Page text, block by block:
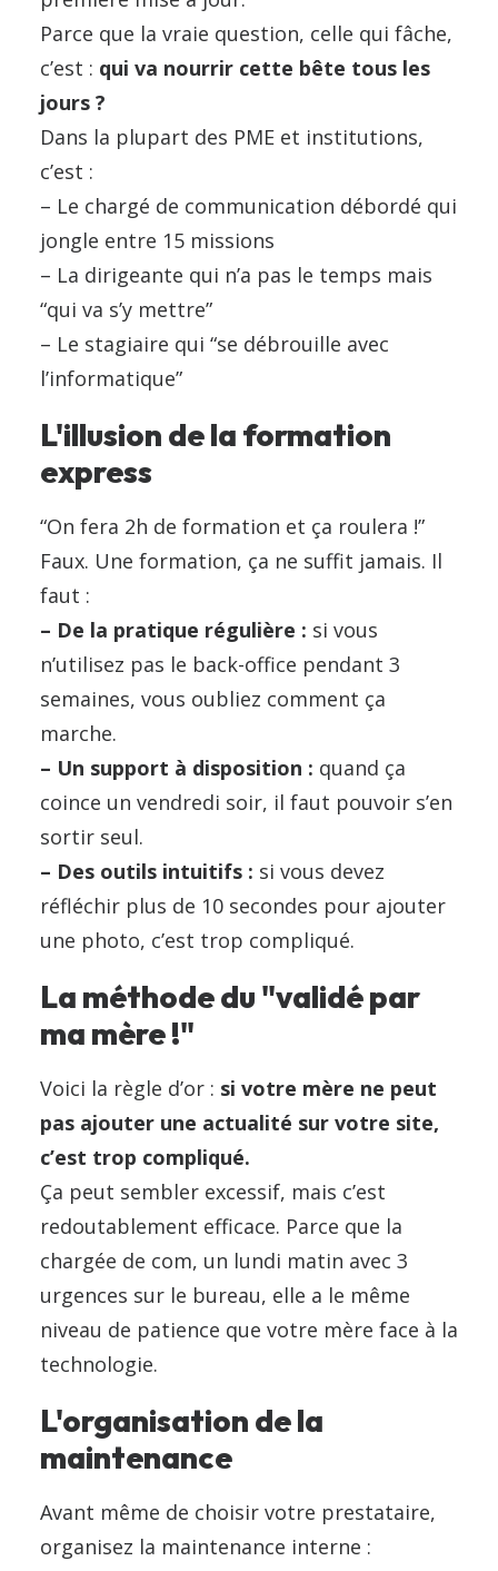
Parce que la vraie question, celle qui fâche,
c’est : qui va nourrir cette bête tous les
jours ?
Dans la plupart des PME et institutions,
c’est :
– Le chargé de communication débordé qui
jongle entre 15 missions
– La dirigeante qui n’a pas le temps mais
“qui va s’y mettre”
– Le stagiaire qui “se débrouille avec
l’informatique”
L'illusion de la formation
express
“On fera 2h de formation et ça roulera !”
Faux. Une formation, ça ne suffit jamais. Il
faut :
– De la pratique régulière : si vous
n’utilisez pas le back-office pendant 3
semaines, vous oubliez comment ça
marche.
– Un support à disposition : quand ça
coince un vendredi soir, il faut pouvoir s’en
sortir seul.
– Des outils intuitifs : si vous devez
réfléchir plus de 10 secondes pour ajouter
une photo, c’est trop compliqué.
La méthode du "validé par
ma mère !"
Voici la règle d’or : si votre mère ne peut
pas ajouter une actualité sur votre site,
c’est trop compliqué.
Ça peut sembler excessif, mais c’est
redoutablement efficace. Parce que la
chargée de com, un lundi matin avec 3
urgences sur le bureau, elle a le même
niveau de patience que votre mère face à la
technologie.
L'organisation de la
maintenance
Avant même de choisir votre prestataire,
organisez la maintenance interne :